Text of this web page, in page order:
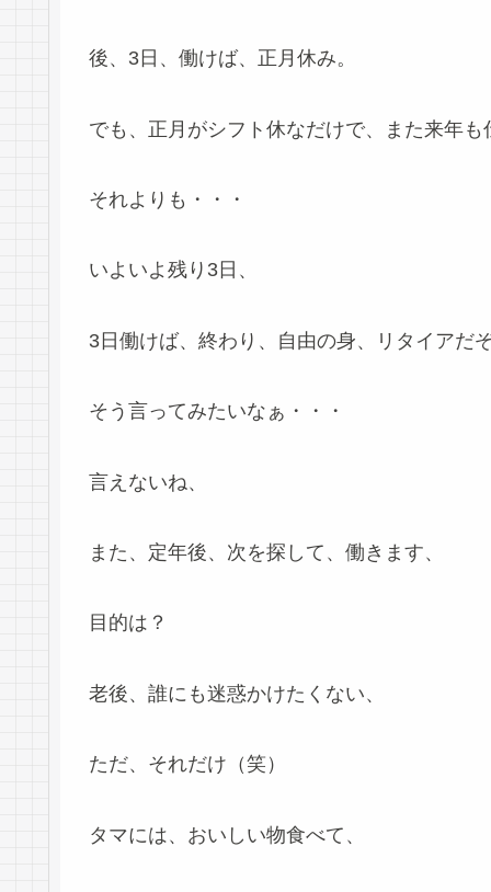
後、3日、働けば、正月休み。
でも、正月がシフト休なだけで、また来年も
それよりも・・・
いよいよ残り3日、
3日働けば、終わり、自由の身、リタイアだ
そう言ってみたいなぁ・・・
言えないね、
また、定年後、次を探して、働きます、
目的は？
老後、誰にも迷惑かけたくない、
ただ、それだけ（笑）
タマには、おいしい物食べて、